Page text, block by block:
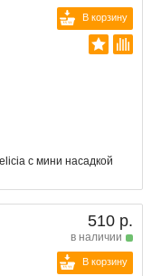
В корзину
с мини насадкой
510 р.
в наличии
В корзину